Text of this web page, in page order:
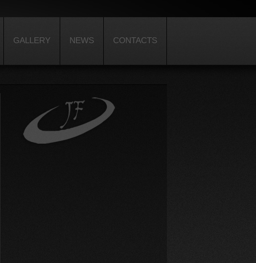
GALLERY NEWS CONTACTS